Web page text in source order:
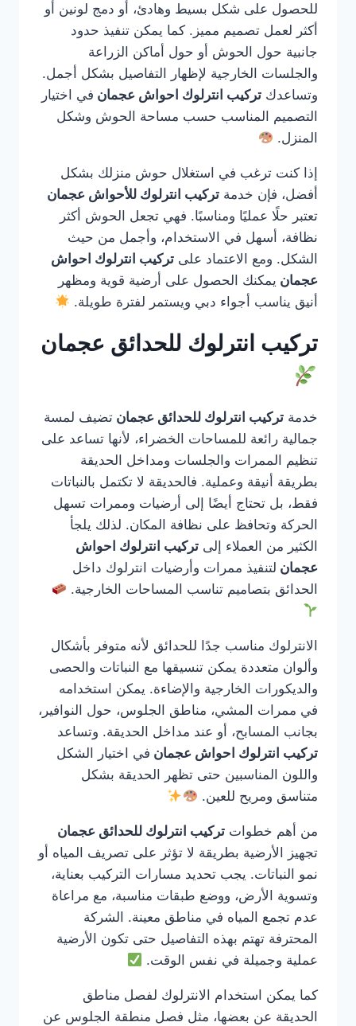
للحصول على شكل بسيط وهادئ، أو دمج لونين أو
أكثر لعمل تصميم مميز. كما يمكن تنفيذ حدود
جانبية حول الحوش أو حول أماكن الزراعة
والجلسات الخارجية لإظهار التفاصيل بشكل أجمل.
وتساعدك تركيب انترلوك احواش عجمان في اختيار
التصميم المناسب حسب مساحة الحوش وشكل
المنزل.
إذا كنت ترغب في استغلال حوش منزلك بشكل
أفضل، فإن خدمة تركيب انترلوك للأحواش عجمان
تعتبر حلًا عمليًا ومناسبًا. فهي تجعل الحوش أكثر
نظافة، أسهل في الاستخدام، وأجمل من حيث
الشكل. ومع الاعتماد على تركيب انترلوك احواش
عجمان يمكنك الحصول على أرضية قوية ومظهر
أنيق يناسب أجواء دبي ويستمر لفترة طويلة.
تركيب انترلوك للحدائق عجمان
خدمة تركيب انترلوك للحدائق عجمان تضيف لمسة
جمالية رائعة للمساحات الخضراء، لأنها تساعد على
تنظيم الممرات والجلسات ومداخل الحديقة
بطريقة أنيقة وعملية. فالحديقة لا تكتمل بالنباتات
فقط، بل تحتاج أيضًا إلى أرضيات وممرات تسهل
الحركة وتحافظ على نظافة المكان. لذلك يلجأ
الكثير من العملاء إلى تركيب انترلوك احواش
عجمان لتنفيذ ممرات وأرضيات انترلوك داخل
الحدائق بتصاميم تناسب المساحات الخارجية.
الانترلوك مناسب جدًا للحدائق لأنه متوفر بأشكال
وألوان متعددة يمكن تنسيقها مع النباتات والحصى
والديكورات الخارجية والإضاءة. يمكن استخدامه
في ممرات المشي، مناطق الجلوس، حول النوافير،
بجانب المسابح، أو عند مداخل الحديقة. وتساعد
تركيب انترلوك احواش عجمان في اختيار الشكل
واللون المناسبين حتى تظهر الحديقة بشكل
متناسق ومريح للعين.
من أهم خطوات تركيب انترلوك للحدائق عجمان
تجهيز الأرضية بطريقة لا تؤثر على تصريف المياه أو
نمو النباتات. يجب تحديد مسارات التركيب بعناية،
وتسوية الأرض، ووضع طبقات مناسبة، مع مراعاة
عدم تجمع المياه في مناطق معينة. الشركة
المحترفة تهتم بهذه التفاصيل حتى تكون الأرضية
عملية وجميلة في نفس الوقت.
كما يمكن استخدام الانترلوك لفصل مناطق
الحديقة عن بعضها، مثل فصل منطقة الجلوس عن